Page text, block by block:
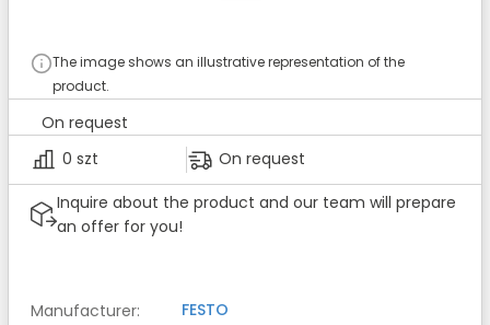
The image shows an illustrative representation of the
product.
On request
0 szt
On request
Inquire about the product and our team will prepare
an offer for you!
Manufacturer: FESTO